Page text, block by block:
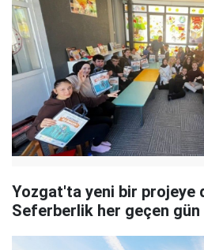
Yozgat'ta yeni bir projeye
Seferberlik her geçen gün